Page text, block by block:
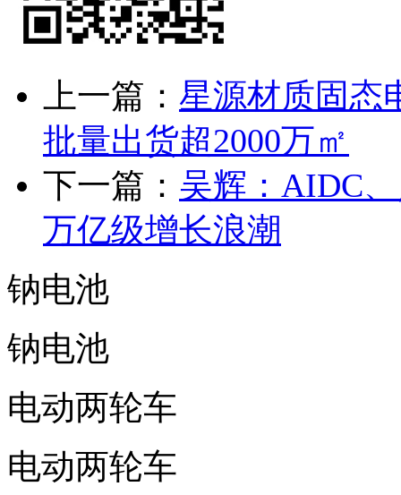
上一篇： 星源材质固态
批量出货超2000万㎡
下一篇： 吴辉：AIDC
万亿级增长浪潮
钠电池
钠电池
电动两轮车
电动两轮车